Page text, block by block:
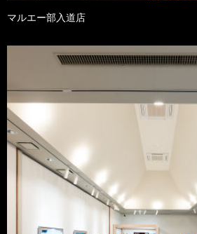
マルエー部入道店